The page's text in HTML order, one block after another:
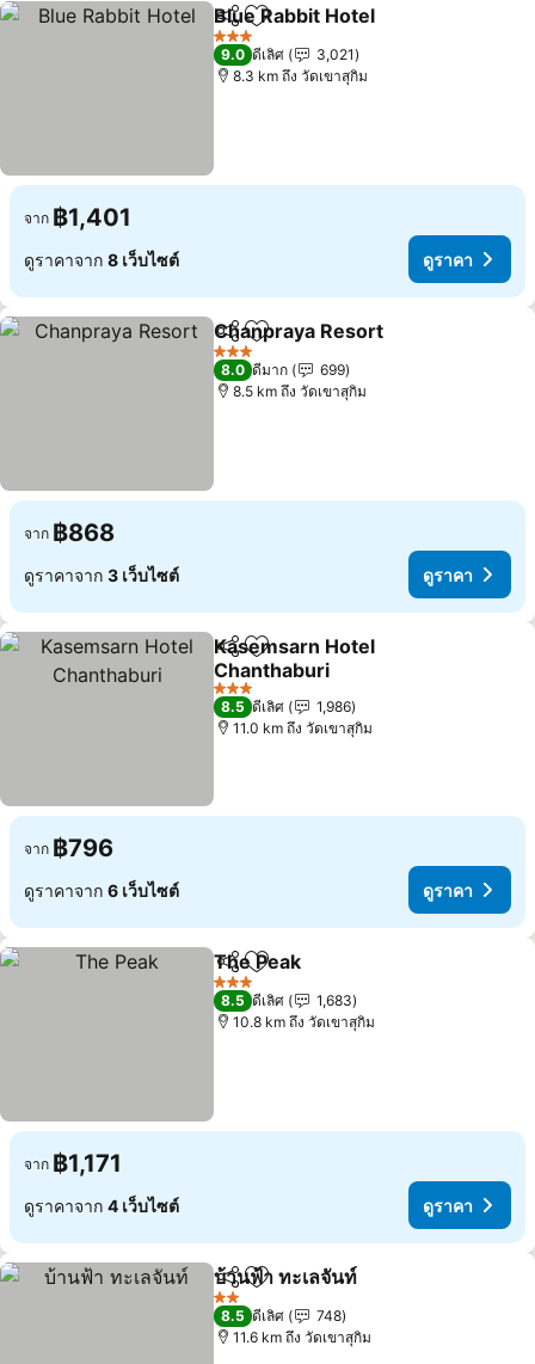
แชร์ เพิ่มในรายการโปรด
Blue Rabbit Hotel
3 ดาว
9.0 ดีเลิศ
3,021
8.3 km ถึง วัดเขาสุกิม
จาก ฿1,401
ดูราคาจาก 8 เว็บไซต์ ดูราคา
แชร์ เพิ่มในรายการโปรด
Chanpraya Resort
3 ดาว
8.0 ดีมาก
699
8.5 km ถึง วัดเขาสุกิม
จาก ฿868
ดูราคาจาก 3 เว็บไซต์ ดูราคา
แชร์ เพิ่มในรายการโปรด
Kasemsarn Hotel
Chanthaburi
3 ดาว
8.5 ดีเลิศ
1,986
11.0 km ถึง วัดเขาสุกิม
จาก ฿796
ดูราคาจาก 6 เว็บไซต์ ดูราคา
แชร์ เพิ่มในรายการโปรด
The Peak
3 ดาว
8.5 ดีเลิศ
1,683
10.8 km ถึง วัดเขาสุกิม
จาก ฿1,171
ดูราคาจาก 4 เว็บไซต์ ดูราคา
แชร์ เพิ่มในรายการโปรด
บ้านฟ้า ทะเลจันท์
2 ดาว
8.5 ดีเลิศ
748
11.6 km ถึง วัดเขาสุกิม